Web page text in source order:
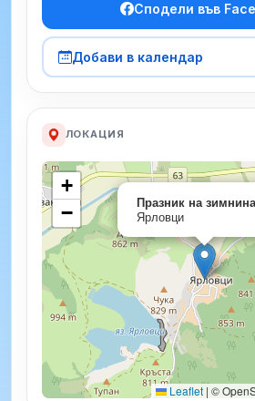
Сподели във
Добави в календар
ЛОКАЦИЯ
Празник на
Ярловци
+
−
Leaflet | ©